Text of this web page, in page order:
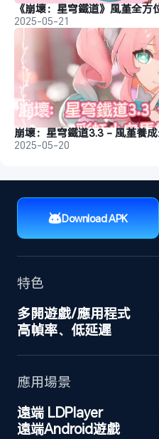
2025-05-21
2025-05-20
Download APK
特色
多開遊戲/應用程式
高幀率、低延遲
應用場景
遠端 LDPlayer
遠端Android遊戲